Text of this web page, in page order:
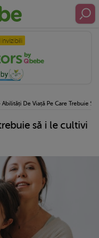
Abilități De Viață Pe Care Trebuie
să i le cultivi